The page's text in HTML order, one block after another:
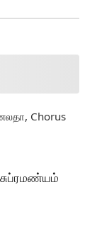
Chorus